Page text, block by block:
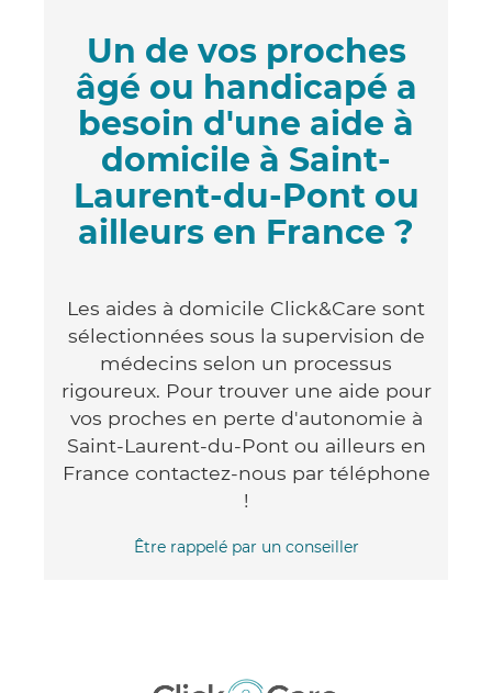
Un de vos proches
âgé ou handicapé a
besoin d'une aide à
domicile à Saint-
Laurent-du-Pont ou
ailleurs en France ?
Les aides à domicile Click&Care sont
sélectionnées sous la supervision de
médecins selon un processus
rigoureux. Pour trouver une aide pour
vos proches en perte d'autonomie à
Saint-Laurent-du-Pont ou ailleurs en
France contactez-nous par téléphone
!
Être rappelé par un conseiller